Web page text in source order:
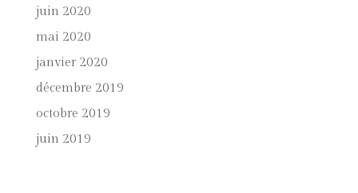
juin 2020
mai 2020
janvier 2020
décembre 2019
octobre 2019
juin 2019